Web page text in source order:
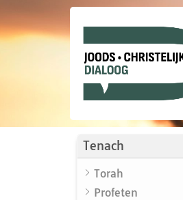
Tenach
Torah
Profeten